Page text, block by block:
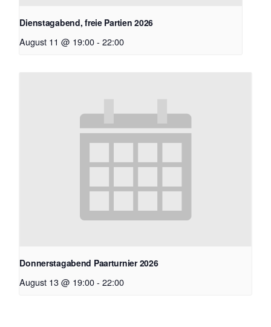
Dienstagabend, freie Partien 2026
August 11 @ 19:00 - 22:00
Donnerstagabend Paarturnier 2026
August 13 @ 19:00 - 22:00